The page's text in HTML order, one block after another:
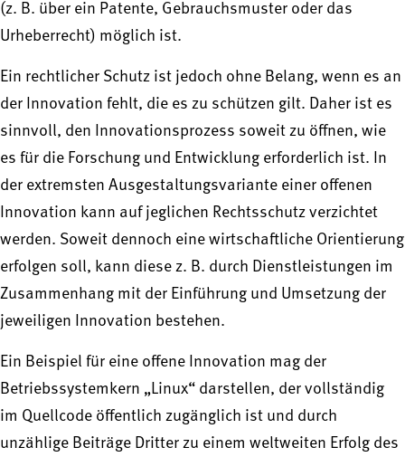
(z. B. über ein Patente, Gebrauchsmuster oder das
Urheberrecht) möglich ist.
Ein rechtlicher Schutz ist jedoch ohne Belang, wenn es an
der Innovation fehlt, die es zu schützen gilt. Daher ist es
sinnvoll, den Innovationsprozess soweit zu öffnen, wie
es für die Forschung und Entwicklung erforderlich ist. In
der extremsten Ausgestaltungsvariante einer offenen
Innovation kann auf jeglichen Rechtsschutz verzichtet
werden. Soweit dennoch eine wirtschaftliche Orientierung
erfolgen soll, kann diese z. B. durch Dienstleistungen im
Zusammenhang mit der Einführung und Umsetzung der
jeweiligen Innovation bestehen.
Ein Beispiel für eine offene Innovation mag der
Betriebssystemkern „Linux“ darstellen, der vollständig
im Quellcode öffentlich zugänglich ist und durch
unzählige Beiträge Dritter zu einem weltweiten Erfolg des